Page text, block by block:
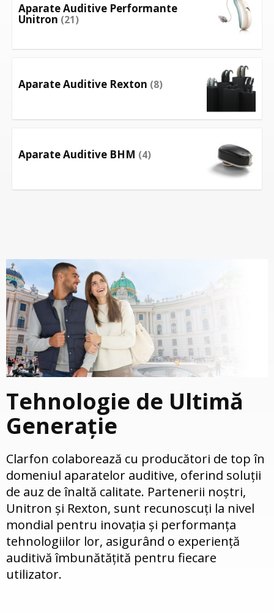
Aparate Auditive Performante
Unitron (21)
Aparate Auditive Rexton (8)
Aparate Auditive BHM (4)
Tehnologie de Ultimă
Generație
Clarfon colaborează cu producători de top în
domeniul aparatelor auditive, oferind soluții
de auz de înaltă calitate. Partenerii noștri,
Unitron și Rexton, sunt recunoscuți la nivel
mondial pentru inovația și performanța
tehnologiilor lor, asigurând o experiență
auditivă îmbunătățită pentru fiecare
utilizator.